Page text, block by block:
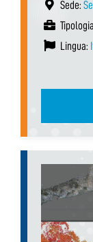
Sede:
Lingua: